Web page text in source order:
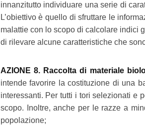
innanzitutto individuare una serie di
L’obiettivo è quello di sfruttare le
malattie con lo scopo di calcolare indici
di rilevare alcune caratteristiche che
AZIONE 8. Raccolta di materiale
intende favorire la costituzione di una
interessanti. Per tutti i tori selezionati e
scopo. Inoltre, anche per le razze a
popolazione;